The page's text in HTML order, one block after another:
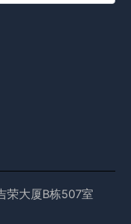
荣大厦B栋507室